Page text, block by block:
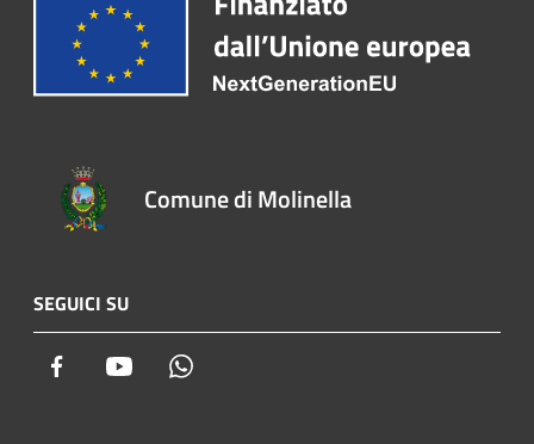
Comune di Molinella
SEGUICI SU
Facebook Youtube